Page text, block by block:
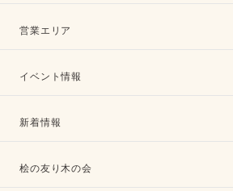
営業エリア
イベント情報
新着情報
桧の友り木の会